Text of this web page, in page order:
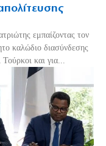
εμπαίζοντας τον
καλώδιο διασύνδεσης
και για...